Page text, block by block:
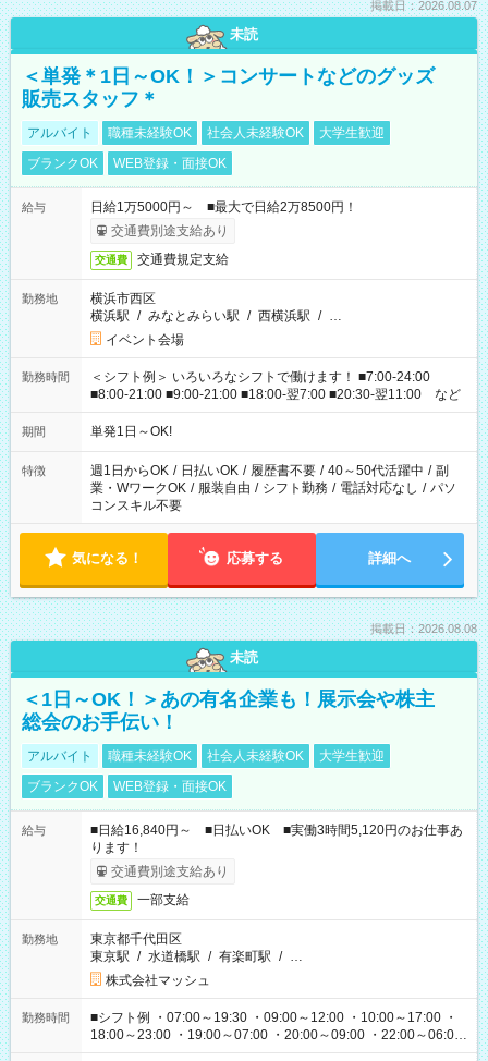
掲載日：2026.08.07
未読
＜単発＊1日～OK！＞コンサートなどのグッズ
販売スタッフ＊
アルバイト 職種未経験OK 社会人未経験OK
大学生歓迎
ブランクOK
WEB登録・面接OK
給与
日給1万5000円～ ■最大で日給2万8500円！
交通費別途支給あり
交通費 交通費規定支給
勤務地
横浜市西区
横浜駅 / みなとみらい駅 / 西横浜駅 / …
イベント会場
勤務時間
＜シフト例＞ いろいろなシフトで働けます！ ■7:00-24:00
■8:00-21:00 ■9:00-21:00 ■18:00-翌7:00 ■20:30-翌11:00 など
期間 単発1日～OK!
特徴 週1日からOK / 日払いOK / 履歴書不要 / 40～50代活躍中 / 副
業・WワークOK / 服装自由 / シフト勤務 / 電話対応なし / パソ
コンスキル不要
気になる！ 応募する 詳細へ
掲載日：2026.08.08
未読
＜1日～OK！＞あの有名企業も！展示会や株主
総会のお手伝い！
アルバイト 職種未経験OK 社会人未経験OK
大学生歓迎
ブランクOK
WEB登録・面接OK
給与
■日給16,840円～ ■日払いOK ■実働3時間5,120円のお仕事あ
ります！
交通費別途支給あり
交通費 一部支給
勤務地
東京都千代田区
東京駅 / 水道橋駅 / 有楽町駅 / …
株式会社マッシュ
勤務時間
■シフト例 ・07:00～19:30 ・09:00～12:00 ・10:00～17:00 ・
18:00～23:00 ・19:00～07:00 ・20:00～09:00 ・22:00～06:00
etc ★最短で3時間で5,120円のお仕事から 15時間で2万円近く稼